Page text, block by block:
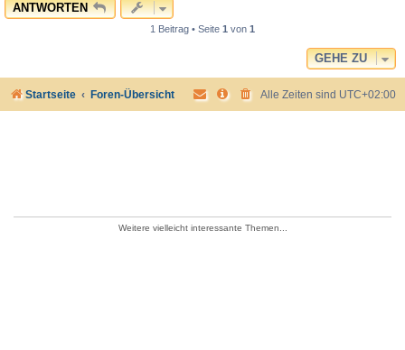
ANTWORTEN
1 Beitrag • Seite 1 von 1
GEHE ZU
Startseite Foren-Übersicht Alle Zeiten sind UTC+02:00
Weitere vielleicht interessante Themen...